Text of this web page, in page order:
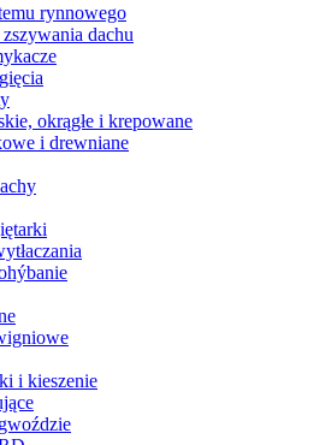
rynnowego
dachu
okrągłe i krepowane
i drewniane
i kieszenie